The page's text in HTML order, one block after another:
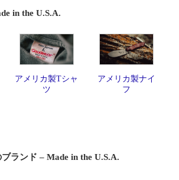
in the U.S.A.
アメリカ製Tシャ
ツ
アメリカ製ナイ
フ
ランド – Made in the U.S.A.